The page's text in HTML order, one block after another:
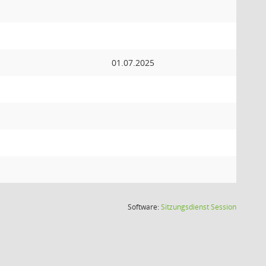
01.07.2025
Software:SitzungsdienstSession(Wird in